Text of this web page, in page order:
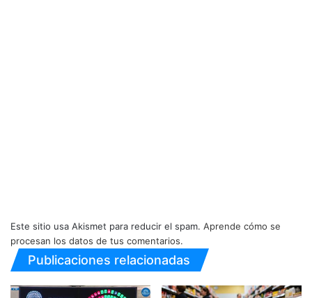
Este sitio usa Akismet para reducir el spam. Aprende cómo se
procesan los datos de tus comentarios.
Publicaciones relacionadas